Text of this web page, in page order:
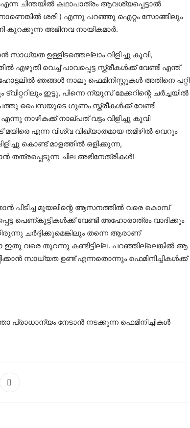
ചിന്തയിൽ കഥാപാത്രം ആവശ്യപ്പെട്ടാൽ
ശരി ) എന്നു പറഞ്ഞു ഐറ്റം സോങ്ങിലും
കുറക്കുന്ന അഭിനവ നായികമാർ.
സാധ്യത ഉള്ളിടത്തെല്ലാം വിളിച്ചു കൂവി,
എഴുതി വെച്ച് പാവപ്പെട്ട സ്ത്രീകൾക്ക് വേണ്ടി എന്ത്
ഞങ്ങൾ നാലു ഫെമിനിസ്റ്റുകൾ അതിനെ പറ്റി
ഇട്ടു, പിന്നെ ന്യൂസ് മേക്കറിന്റെ ചർച്ചയിൽ
പൈസയുടെ ഗുണം സ്ത്രീകൾക്ക് വേണ്ടി
നാഴികക്ക് നാല്പത് വട്ടം വിളിച്ചു കൂവി
എന്ന വിശ്വ വിഖ്യാതമായ തമിഴിൽ വെറും
കൊണ്ട് മാളത്തിൽ ഒളിക്കുന്ന,
ചില അഭിനേത്രികൾ!
പിടിച്ച മുയലിന്റെ ആസനത്തിൽ വരെ കൊമ്പ്
പെണ്കുട്ടികൾക്ക്‌ വേണ്ടി അഹോരാത്രം വാദിക്കും
ചർദ്ദിക്കുമെങ്കിലും തന്നെ ആരാണ്
ഇതു വരെ തുറന്നു കണ്ടിട്ടില്ല. പറഞ്ഞില്ലെങ്കിൽ ആ
സാധ്യത ഉണ്ട് എന്നതൊന്നും ഫെമിനിച്ചികൾക്ക്
നേടാൻ നടക്കുന്ന ഫെമിനിച്ചികൾ